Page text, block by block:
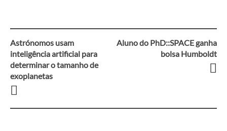
Navegação
entre
artigos
Astrónomos usam
inteligência artificial para
determinar o tamanho de
exoplanetas
Aluno do PhD::SPACE ganha
bolsa Humboldt